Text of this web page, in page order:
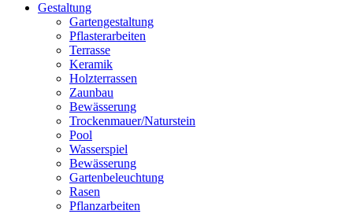
Gestaltung
Gartengestaltung
Pflasterarbeiten
Terrasse
Keramik
Holzterrassen
Zaunbau
Bewässerung
Trockenmauer/Naturstein
Pool
Wasserspiel
Bewässerung
Gartenbeleuchtung
Rasen
Pflanzarbeiten